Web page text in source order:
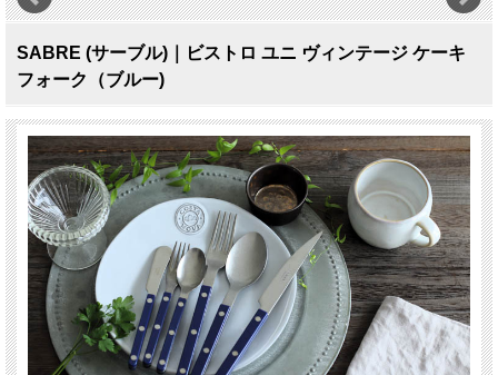
SABRE (サーブル)｜ビストロ ユニ ヴィンテージ ケーキ
フォーク（ブルー)